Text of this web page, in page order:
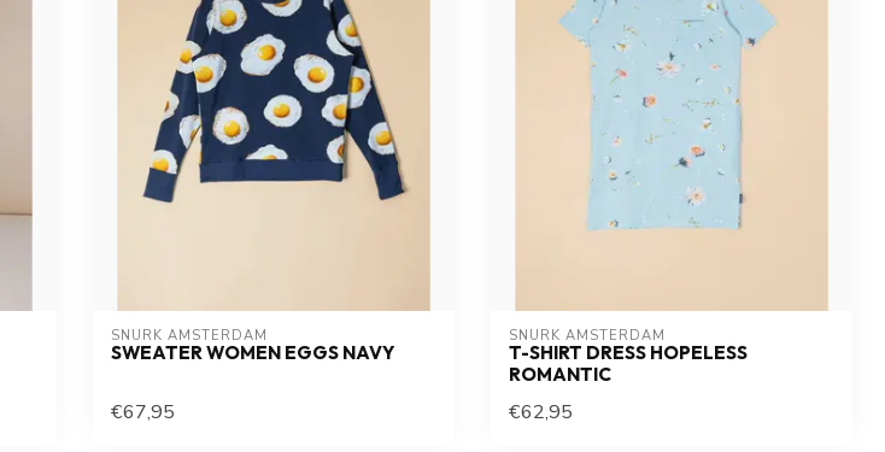
SNURK AMSTERDAM
SWEATER WOMEN EGGS NAVY
€67,95
SNURK AMSTERDAM
T-SHIRT DRESS HOPELESS
ROMANTIC
€62,95